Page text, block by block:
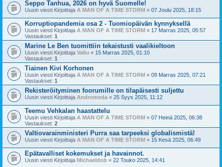
Seppo Tanhua, 2026 on hyvä Suomelle!
Uusin viesti Kirjoittaja A MAN OF A TIME STORM « 07 Joulu 2025, 18:15
Korruptiopandemia osa 2 - Tuomiopäivän kynnyksellä
Uusin viesti Kirjoittaja A MAN OF A TIME STORM « 17 Marras 2025, 05:57
Vastaukset: 1
Marine Le Ben tuomittiin tekaistusti vaalikieltoon
Uusin viesti Kirjoittaja Vallu « 15 Marras 2025, 01:10
Vastaukset: 1
Tiainen Kivi Korhonen
Uusin viesti Kirjoittaja A MAN OF A TIME STORM « 09 Marras 2025, 07:21
Vastaukset: 1
Rekisteröityminen foorumille on tilapäisesti suljettu
Uusin viesti Kirjoittaja Andromeda « 25 Syys 2025, 11:12
Teemu Vehkalan haastattelu
Uusin viesti Kirjoittaja A MAN OF A TIME STORM « 07 Heinä 2025, 06:38
Vastaukset: 2
Valtiovarainministeri Purra saa tarpeeksi globalismistä!
Uusin viesti Kirjoittaja A MAN OF A TIME STORM « 15 Kesä 2025, 06:49
Epätavalliset kokemukset ja havainnot.
Uusin viesti Kirjoittaja Michaeldob « 22 Touko 2025, 14:41